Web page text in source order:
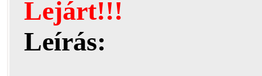
Lejárt!!!
Leírás: